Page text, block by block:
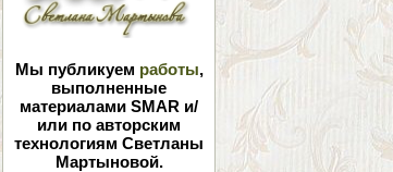
Мы публикуем работы,
выполненные
материалами SMAR и/
или по авторским
технологиям Светланы
Мартыновой.